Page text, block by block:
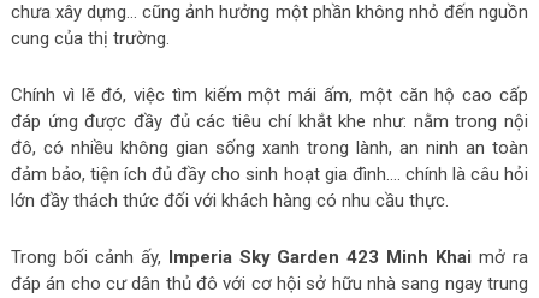
chưa xây dựng… cũng ảnh hưởng một phần không nhỏ đến nguồn
cung của thị trường.
Chính vì lẽ đó, việc tìm kiếm một mái ấm, một căn hộ cao cấp
đáp ứng được đầy đủ các tiêu chí khắt khe như: nằm trong nội
đô, có nhiều không gian sống xanh trong lành, an ninh an toàn
đảm bảo, tiện ích đủ đầy cho sinh hoạt gia đình…. chính là câu hỏi
lớn đầy thách thức đối với khách hàng có nhu cầu thực.
Trong bối cảnh ấy, Imperia Sky Garden 423 Minh Khai mở ra
đáp án cho cư dân thủ đô với cơ hội sở hữu nhà sang ngay trung